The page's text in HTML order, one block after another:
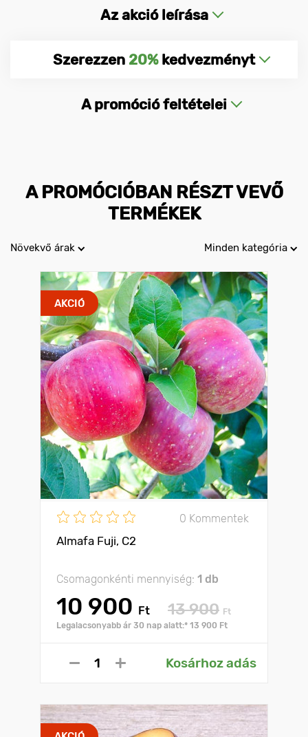
Az akció leírása
Szerezzen 20%kedvezményt
A promóció feltételei
A PROMÓCIÓBAN RÉSZT VEVŐ
TERMÉKEK
Növekvő árak Minden kategória
AKCIÓ
0 Kommentek
Almafa Fuji, С2
Csomagonkénti mennyiség: 1 db
10 900 Ft 13 900 Ft
Legalacsonyabb ár 30 nap alatt:* 13 900 Ft
Kosárhoz adás